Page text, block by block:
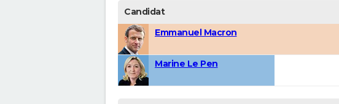
Candidat
Emmanuel Macron
Marine Le Pen